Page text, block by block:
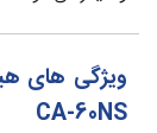
CA-60NS